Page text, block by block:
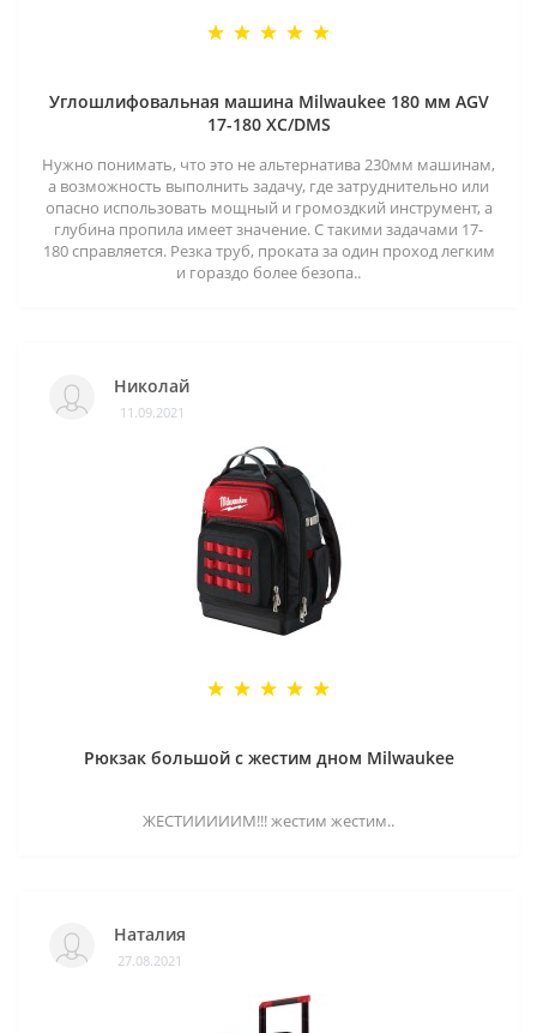
Углошлифовальная машина Milwaukee 180 мм AGV
17-180 XC/DMS
Нужно понимать, что это не альтернатива 230мм машинам,
а возможность выполнить задачу, где затруднительно или
опасно использовать мощный и громоздкий инструмент, а
глубина пропила имеет значение. С такими задачами 17-
180 справляется. Резка труб, проката за один проход легким
и гораздо более безопа..
Николай
11.09.2021
Рюкзак большой с жестим дном Milwaukee
ЖЕСТИИИИИМ!!! жестим жестим..
Наталия
27.08.2021